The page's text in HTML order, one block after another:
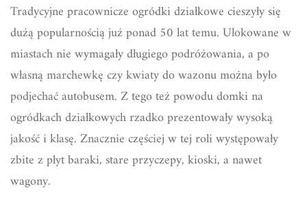
Tradycyjne pracownicze ogródki działkowe cieszyły się
dużą popularnością już ponad 50 lat temu. Ulokowane w
miastach nie wymagały długiego podróżowania, a po
własną marchewkę czy kwiaty do wazonu można było
podjechać autobusem. Z tego też powodu domki na
ogródkach działkowych rzadko prezentowały wysoką
jakość i klasę. Znacznie częściej w tej roli występowały
zbite z płyt baraki, stare przyczepy, kioski, a nawet
wagony.